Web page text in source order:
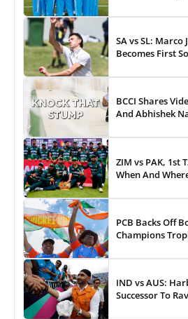
SA vs SL:
Becomes First
BCCI Shares
And Abhishek
ZIM vs PAK, 1st
When And
Online
PCB Backs Off
Champions
IND vs AUS:
Successor To